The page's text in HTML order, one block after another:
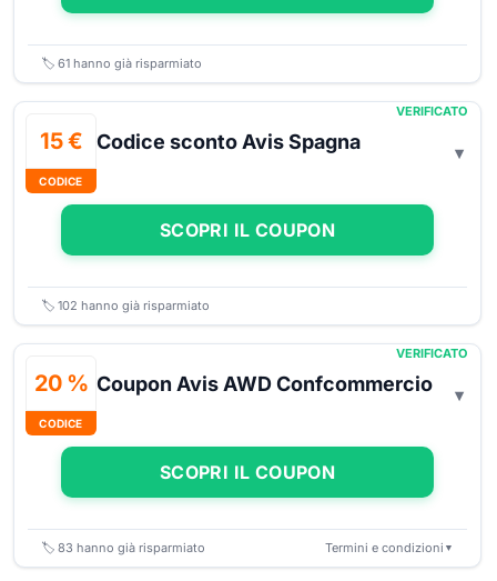
🏷️ 61 hanno già risparmiato
15 €
CODICE
VERIFICATO
Codice sconto Avis Spagna
SCOPRI IL COUPON
🏷️ 102 hanno già risparmiato
20 %
CODICE
VERIFICATO
Coupon Avis AWD Confcommercio
SCOPRI IL COUPON
🏷️ 83 hanno già risparmiato Termini e condizioni ▼